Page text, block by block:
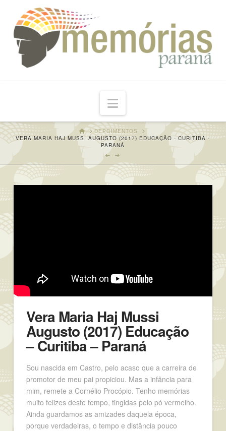
Navigation
HOMEDEPOIMENTOS
VERA MARIA HAJ MUSSI AUGUSTO (2017) EDUCAÇÃO - CURITIBA -
PARANÁ
Vera Maria Haj Mussi
Augusto (2017) Educação
– Curitiba – Paraná
Sou nascida em Castro, pelo acaso que a carreira de
promotor de meu pai propiciou. Mas a infância para
mim, remete a Cornélio Procópio. Tenho memórias
muito felizes deste tempo, tingidas pelo pó vermelho.
Ainda guardamos as amizades daquela época,
porque verdadeiras, o tempo e distância pouco